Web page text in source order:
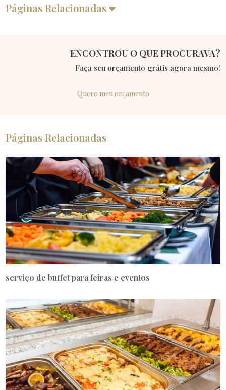
Páginas Relacionadas
ENCONTROU O QUE PROCURAVA?
Faça seu orçamento grátis agora mesmo!
Quero meu orçamento
Páginas Relacionadas
serviço de buffet para feiras e eventos